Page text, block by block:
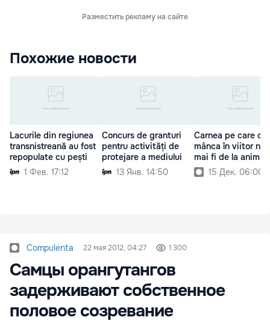
Разместить рекламу на сайте
Похожие новости
Lacurile din regiunea
transnistreană au fost
repopulate cu pești
1 Фев. 17:12
Concurs de granturi
pentru activități de
protejare a mediului
13 Янв. 14:50
Carnea pe care o
mânca în viitor nu
mai fi de la
15 Дек. 06:00
Compulenta 22 мая 2012, 04:27 1 300
Самцы орангутангов
задерживают собственное
половое созревание